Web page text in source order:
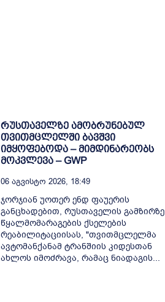
რუსთაველზე ამობრუნებულ
თვითმცლელში ბავშვი
იმყოფებოდა – მიმდინარეობს
მოკვლევა – GWP
06 Აგვისტო 2026, 18:49
ჯორჯიან უოთერ ენდ ფაუერის
განცხადებით, რუსთაველის გამზირზე
წყალმომარაგების ქსელების
რეაბილიტაციისას, "თვითმცლელმა
ავტომანქანამ ტრანშიის კიდესთან
ახლოს იმოძრავა, რამაც ნიადაგის...